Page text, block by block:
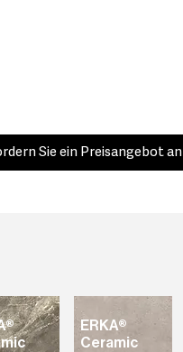
Sie ein Preisangebot an
ERKA®
Ceramic